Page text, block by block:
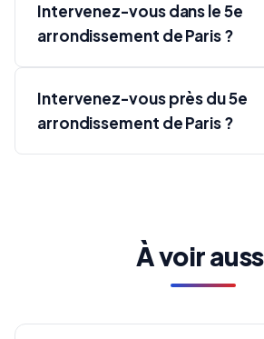
Intervenez-vous dans le 5e
arrondissement de Paris ?
Intervenez-vous près du 5e
arrondissement de Paris ?
À voir